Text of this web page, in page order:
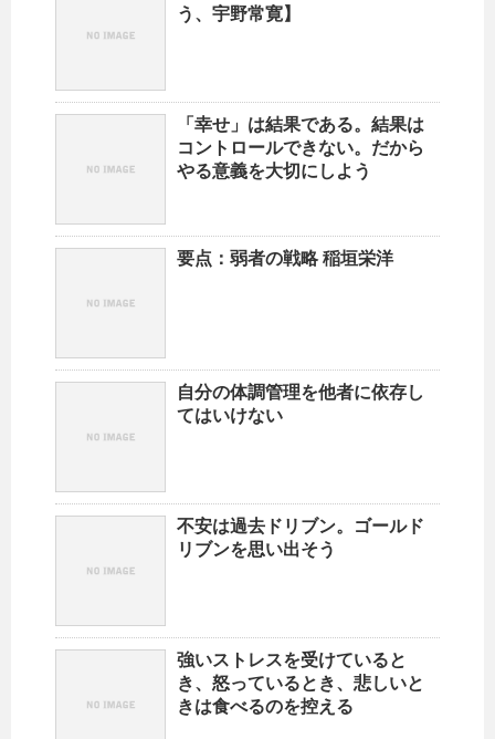
う、宇野常寛】
「幸せ」は結果である。結果は
コントロールできない。だから
やる意義を大切にしよう
要点：弱者の戦略 稲垣栄洋
自分の体調管理を他者に依存し
てはいけない
不安は過去ドリブン。ゴールド
リブンを思い出そう
強いストレスを受けていると
き、怒っているとき、悲しいと
きは食べるのを控える